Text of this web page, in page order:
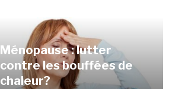
Ménopause : lutter
contre les bouffées de
chaleur?